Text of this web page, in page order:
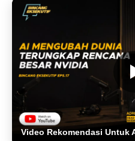
Video Rekomendasi Untuk